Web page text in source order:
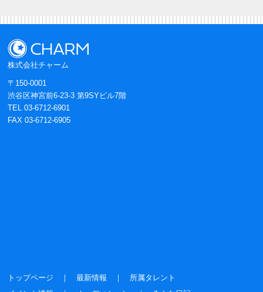
株式会社チャーム
〒150-0001
渋谷区神宮前6-23-3 第9SYビル7階
TEL 03-6712-6901
FAX 03-6712-6905
トップページ ｜最新情報 ｜ 所属タレント